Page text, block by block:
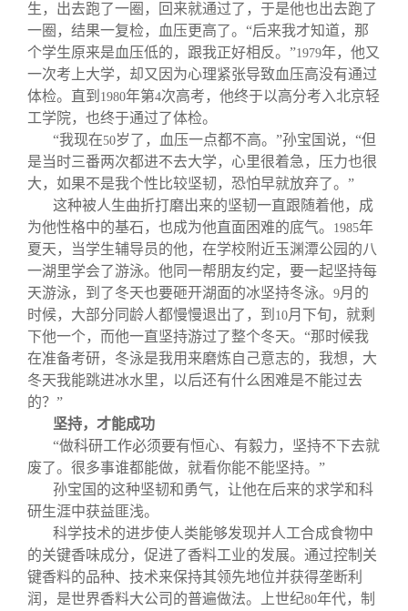
生，出去跑了一圈，回来就通过了，于是他也出去跑了
一圈，结果一复检，血压更高了。“后来我才知道，那
个学生原来是血压低的，跟我正好相反。”1979年，他又
一次考上大学，却又因为心理紧张导致血压高没有通过
体检。直到 1980年第4次高考，他终于以高分考入北京轻
工学院，也终于通过了体检。
“我现在50岁了，血压一点都不高。”孙宝国说，“但
是当时三番两次都进不去大学，心里很着急，压力也很
大，如果不是我个性比较坚韧，恐怕早就放弃了。”
这种被人生曲折打磨出来的坚韧一直跟随着他，成
为他性格中的基石，也成为他直面困难的底气。
1985年
夏天，当学生辅导员的他，在学校附近玉渊潭公园的八
一湖里学会了游泳。他同一帮朋友约定，要一起坚持每
天游泳，到了冬天也要砸开湖面的冰坚持冬泳。 9月的
时候，大部分同龄人都慢慢退出了，到 10月下旬，就剩
下他一个，而他一直坚持游过了整个冬天。“那时候我
在准备考研，冬泳是我用来磨炼自己意志的，我想，大
冬天我能跳进冰水里，以后还有什么困难是不能过去
的？”
坚持，才能成功
“做科研工作必须要有恒心、有毅力，坚持不下去就
废了。很多事谁都能做，就看你能不能坚持。”
孙宝国的这种坚韧和勇气，让他在后来的求学和科
研生涯中获益匪浅。
科学技术的进步使人类能够发现并人工合成食物中
的关键香味成分，促进了香料工业的发展。通过控制关
键香料的品种、技术来保持其领先地位并获得垄断利
润，是世界香料大公司的普遍做法。上世纪80年代，制